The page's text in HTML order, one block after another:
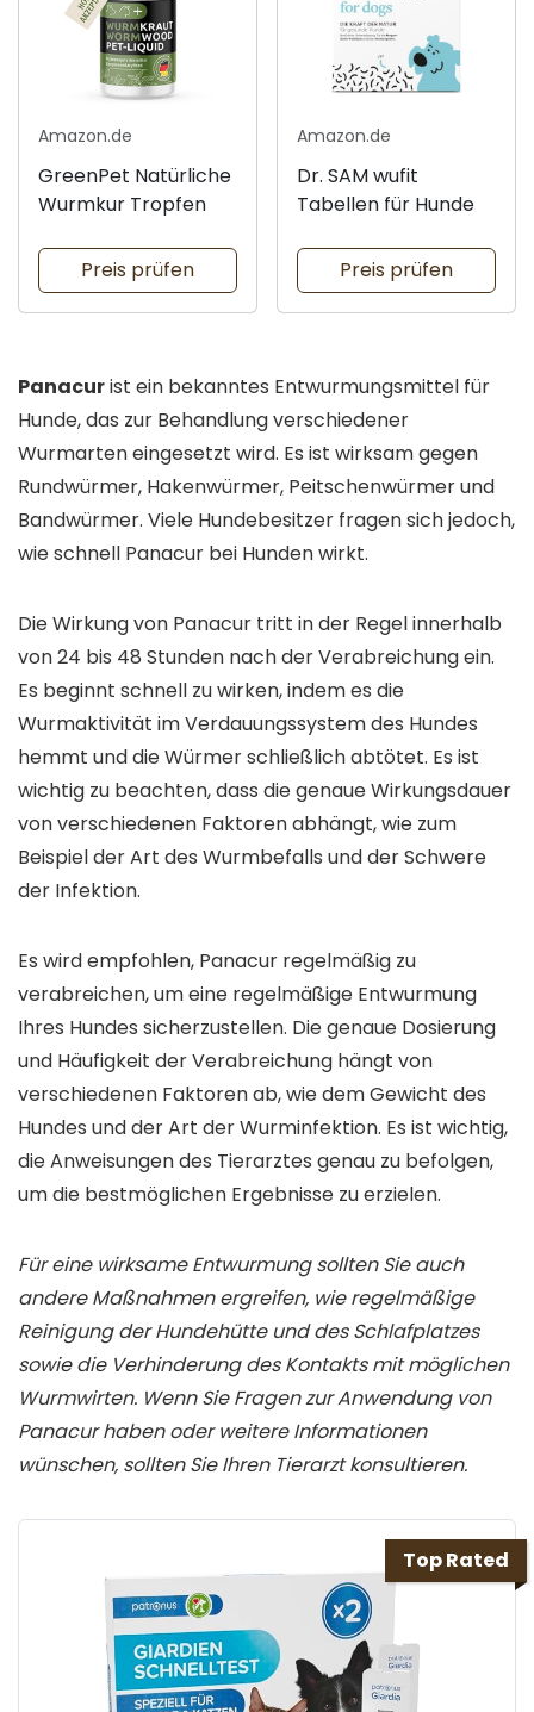
Amazon.de
GreenPet Natürliche
Wurmkur Tropfen
Preis prüfen
Amazon.de
Dr. SAM wufit
Tabellen für Hunde
Preis prüfen
Panacurist ein bekanntes Entwurmungsmittel für
Hunde, das zur Behandlung verschiedener
Wurmarten eingesetzt wird. Es ist wirksam gegen
Rundwürmer, Hakenwürmer, Peitschenwürmer und
Bandwürmer. Viele Hundebesitzer fragen sich jedoch,
wie schnell Panacur bei Hunden wirkt.
Die Wirkung von Panacur tritt in der Regel innerhalb
von 24 bis 48 Stunden nach der Verabreichung ein.
Es beginnt schnell zu wirken, indem es die
Wurmaktivität im Verdauungssystem des Hundes
hemmt und die Würmer schließlich abtötet. Es ist
wichtig zu beachten, dass die genaue Wirkungsdauer
von verschiedenen Faktoren abhängt, wie zum
Beispiel der Art des Wurmbefalls und der Schwere
der Infektion.
Es wird empfohlen, Panacur regelmäßig zu
verabreichen, um eine regelmäßige Entwurmung
Ihres Hundes sicherzustellen. Die genaue Dosierung
und Häufigkeit der Verabreichung hängt von
verschiedenen Faktoren ab, wie dem Gewicht des
Hundes und der Art der Wurminfektion. Es ist wichtig,
die Anweisungen des Tierarztes genau zu befolgen,
um die bestmöglichen Ergebnisse zu erzielen.
Für eine wirksame Entwurmung sollten Sie auch
andere Maßnahmen ergreifen, wie regelmäßige
Reinigung der Hundehütte und des Schlafplatzes
sowie die Verhinderung des Kontakts mit möglichen
Wurmwirten. Wenn Sie Fragen zur Anwendung von
Panacur haben oder weitere Informationen
wünschen, sollten Sie Ihren Tierarzt konsultieren.
Top Rated